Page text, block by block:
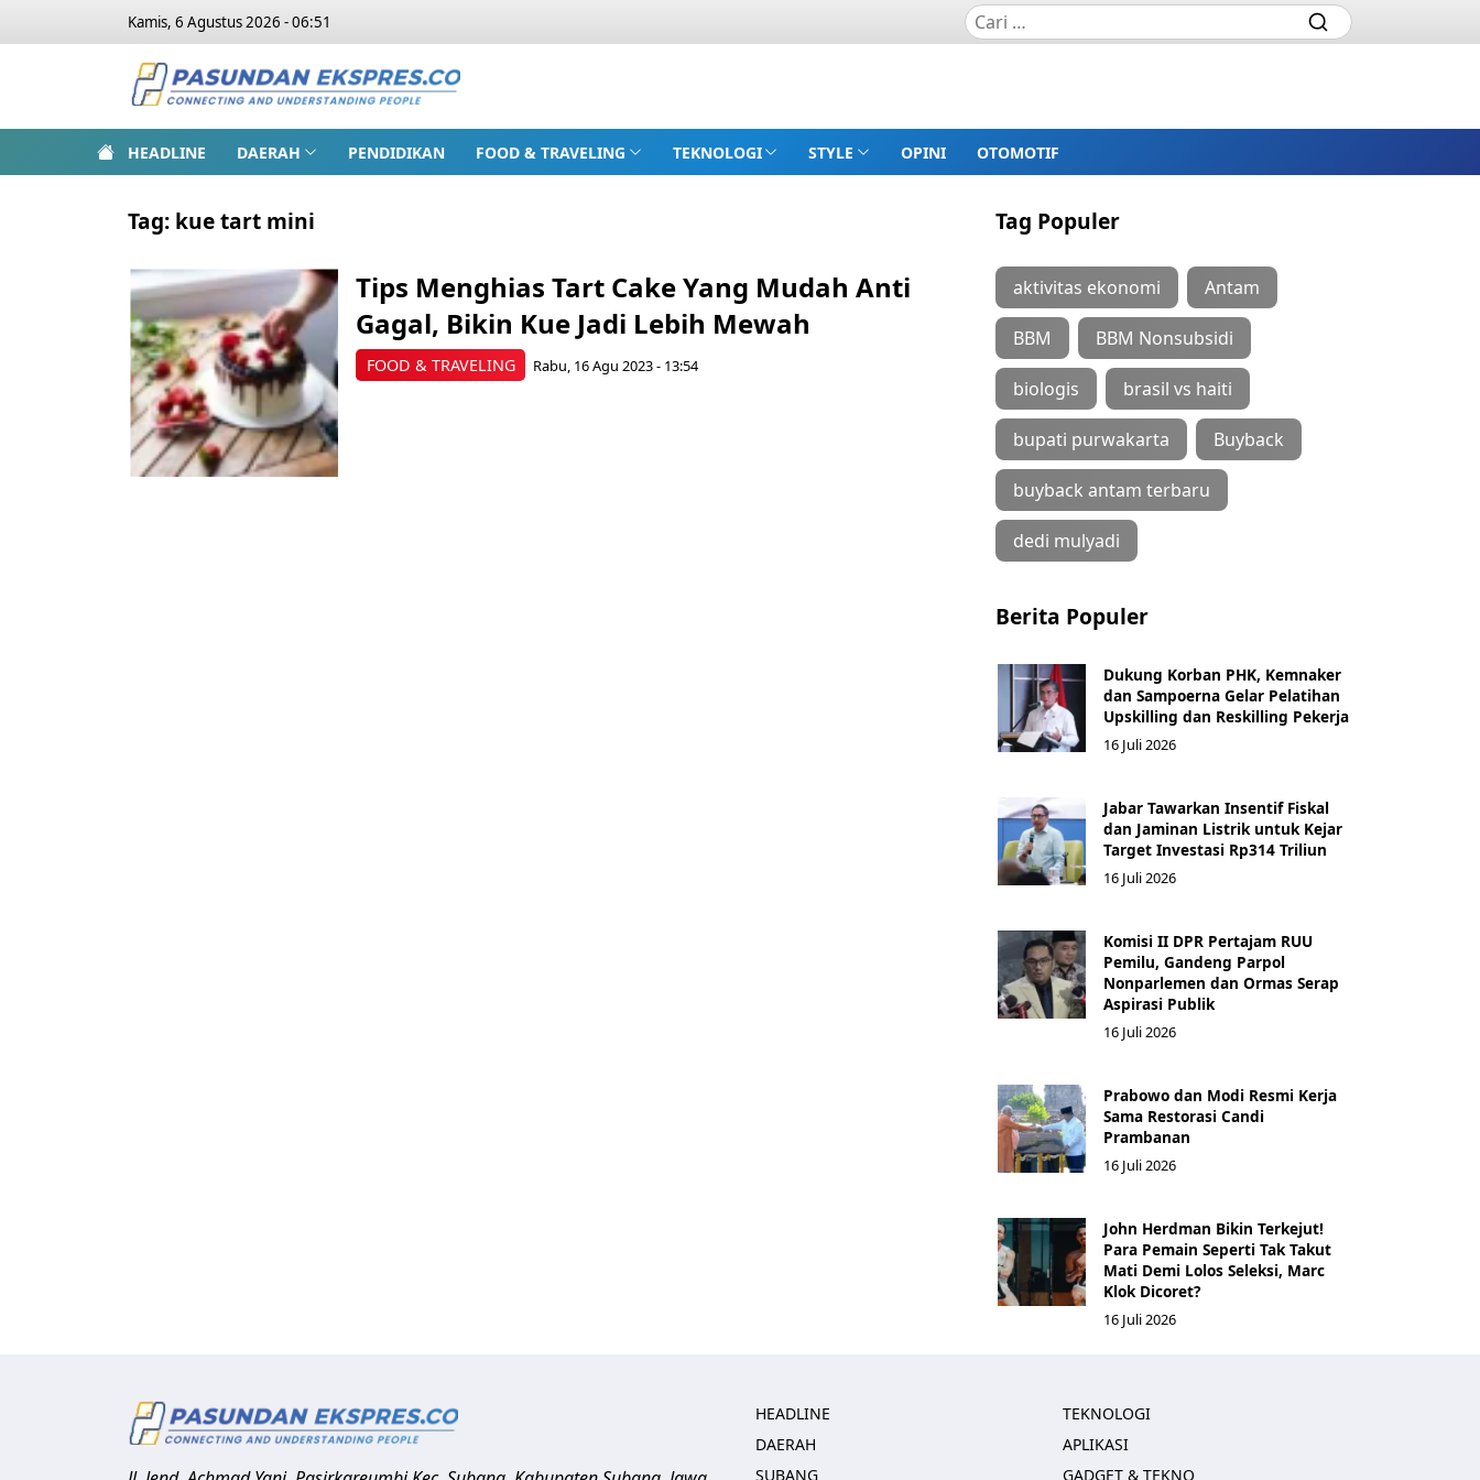
Kamis, 6 Agustus 2026 - 06:51
HEADLINE DAERAH PENDIDIKAN FOOD & TRAVELING TEKNOLOGI STYLE OPINI OTOMOTIF
Tag: kue tart mini
FOOD & TRAVELING
Tips Menghias Tart Cake Yang Mudah Anti
Gagal, Bikin Kue Jadi Lebih Mewah
Rabu, 16 Agu 2023 - 13:54
Tag Populer
aktivitas ekonomi Antam
BBM BBM Nonsubsidi
biologis brasil vs haiti
bupati purwakarta Buyback
buyback antam terbaru
dedi mulyadi
Berita Populer
Dukung Korban PHK, Kemnaker
dan Sampoerna Gelar Pelatihan
Upskilling dan Reskilling Pekerja
16 Juli 2026
Jabar Tawarkan Insentif Fiskal
dan Jaminan Listrik untuk Kejar
Target Investasi Rp314 Triliun
16 Juli 2026
Komisi II DPR Pertajam RUU
Pemilu, Gandeng Parpol
Nonparlemen dan Ormas Serap
Aspirasi Publik
16 Juli 2026
Prabowo dan Modi Resmi Kerja
Sama Restorasi Candi
Prambanan
16 Juli 2026
John Herdman Bikin Terkejut!
Para Pemain Seperti Tak Takut
Mati Demi Lolos Seleksi, Marc
Klok Dicoret?
16 Juli 2026
HEADLINE
DAERAH
SUBANG
TEKNOLOGI
APLIKASI
GADGET & TEKNO